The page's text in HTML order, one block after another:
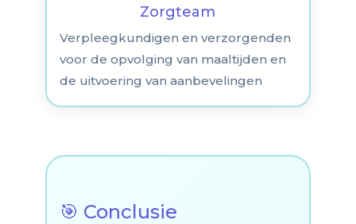
Zorgteam
Verpleegkundigen en verzorgenden
voor de opvolging van maaltijden en
de uitvoering van aanbevelingen
🎯 Conclusie